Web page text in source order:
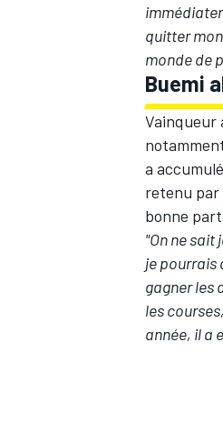
AUTRES
quitter
monde de
Buemi
Vainqueur
a
retenu par
bonne
"On ne sait
je pourrais
gagner les
les
année, il a